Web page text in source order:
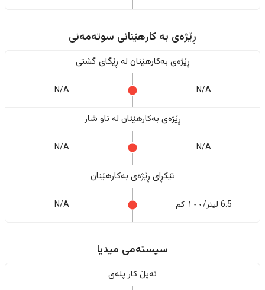
ڕێژەى به کارهێنانی سوتەمەنی
ڕێژەى بەکارهێنان له ڕێگای گشتی
N/A
N/A
ڕێژەى بەکارهێنان له ناو شار
N/A
N/A
تێکڕای ڕێژەى بەکارهێنان
6.5 لیتر/١٠٠ کم N/A
سیستەمی میدیا
ئەپڵ کار پلەی